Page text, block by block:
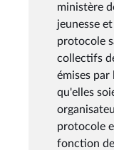
ministère
jeunesse
protocole
collectifs
émises
qu'elles
protocole
fonction